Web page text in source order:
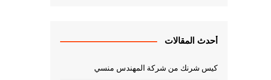
أحدث المقالات
كيس شرنك من شركة المهندس منسي